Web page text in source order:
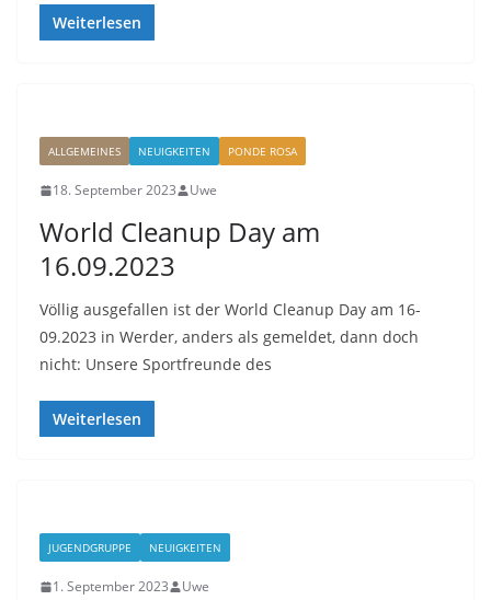
Weiterlesen
ALLGEMEINES NEUIGKEITEN PONDE ROSA
18. September 2023 Uwe
World Cleanup Day am
16.09.2023
Völlig ausgefallen ist der World Cleanup Day am 16-
09.2023 in Werder, anders als gemeldet, dann doch
nicht: Unsere Sportfreunde des
Weiterlesen
JUGENDGRUPPE NEUIGKEITEN
1. September 2023 Uwe